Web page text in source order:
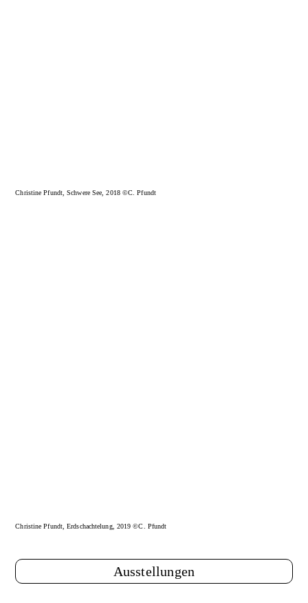
Christine Pfundt, Schwere See, 2018 ©C. Pfundt
Christine Pfundt, Erdschachtelung, 2019 ©C. Pfundt
Ausstellungen